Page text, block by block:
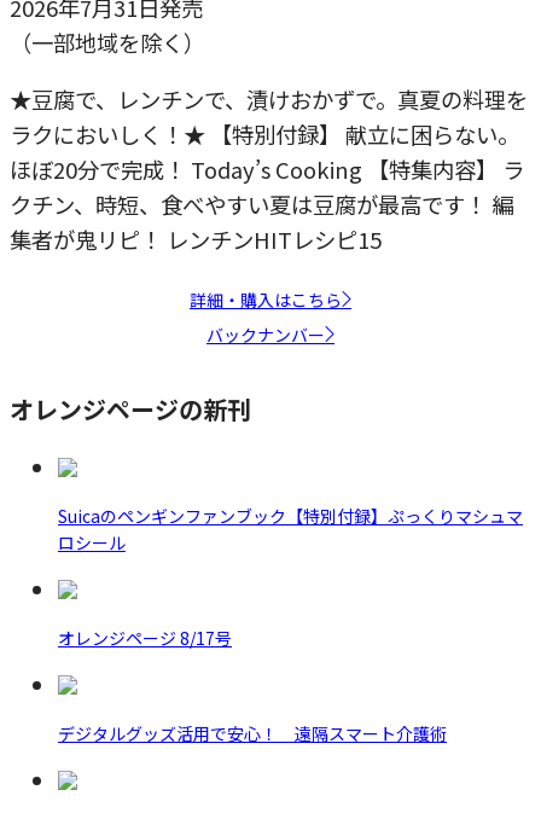
2026年7月31日発売
（一部地域を除く）
★豆腐で、レンチンで、漬けおかずで。真夏の料理を
ラクにおいしく！★ 【特別付録】 献立に困らない。
ほぼ20分で完成！ Today’s Cooking 【特集内容】 ラ
クチン、時短、食べやすい夏は豆腐が最高です！ 編
集者が鬼リピ！ レンチンHITレシピ15
詳細・購入はこちら
バックナンバー
オレンジページの新刊
Suicaのペンギンファンブック【特別付録】ぷっくりマシュマ
ロシール
オレンジページ 8/17号
デジタルグッズ活用で安心！ 遠隔スマート介護術